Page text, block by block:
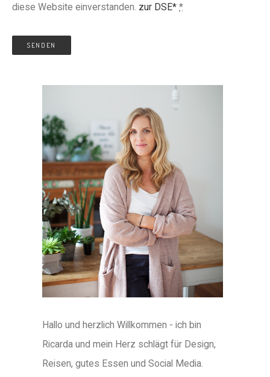
diese Website einverstanden. zur DSE* *
Hallo und herzlich Willkommen - ich bin
Ricarda und mein Herz schlägt für Design,
Reisen, gutes Essen und Social Media.